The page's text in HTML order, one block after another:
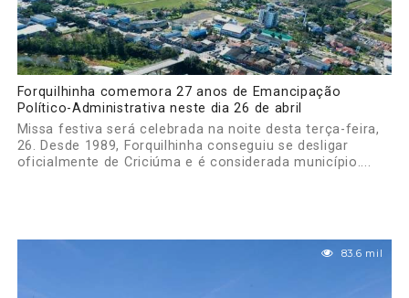
Forquilhinha comemora 27 anos de Emancipação
Político-Administrativa neste dia 26 de abril
Missa festiva será celebrada na noite desta terça-feira,
26. Desde 1989, Forquilhinha conseguiu se desligar
oficialmente de Criciúma e é considerada município....
83.6 mil